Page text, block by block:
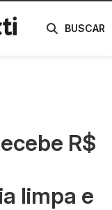
BUSCAR
R$
limpa e